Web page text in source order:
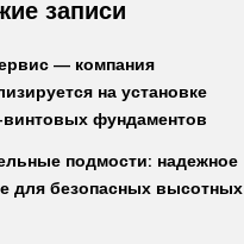
записи
— компания
на установке
фундаментов
подмости: надежное
для безопасных высотных